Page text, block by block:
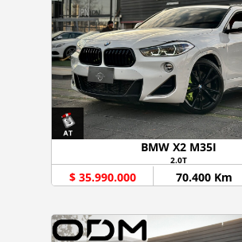
BMW X2 M35I
2.0T
$ 35.990.000 70.400 Km